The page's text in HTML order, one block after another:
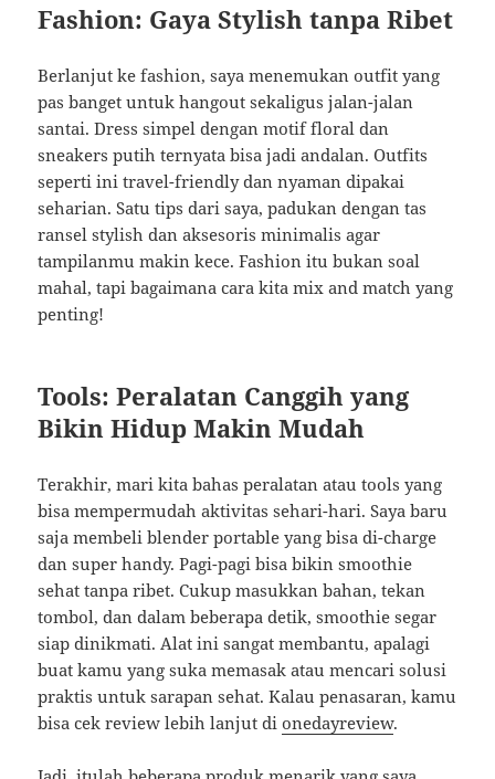
Fashion: Gaya Stylish tanpa Ribet
Berlanjut ke fashion, saya menemukan outfit yang
pas banget untuk hangout sekaligus jalan-jalan
santai. Dress simpel dengan motif floral dan
sneakers putih ternyata bisa jadi andalan. Outfits
seperti ini travel-friendly dan nyaman dipakai
seharian. Satu tips dari saya, padukan dengan tas
ransel stylish dan aksesoris minimalis agar
tampilanmu makin kece. Fashion itu bukan soal
mahal, tapi bagaimana cara kita mix and match yang
penting!
Tools: Peralatan Canggih yang
Bikin Hidup Makin Mudah
Terakhir, mari kita bahas peralatan atau tools yang
bisa mempermudah aktivitas sehari-hari. Saya baru
saja membeli blender portable yang bisa di-charge
dan super handy. Pagi-pagi bisa bikin smoothie
sehat tanpa ribet. Cukup masukkan bahan, tekan
tombol, dan dalam beberapa detik, smoothie segar
siap dinikmati. Alat ini sangat membantu, apalagi
buat kamu yang suka memasak atau mencari solusi
praktis untuk sarapan sehat. Kalau penasaran, kamu
bisa cek review lebih lanjut dionedayreview.